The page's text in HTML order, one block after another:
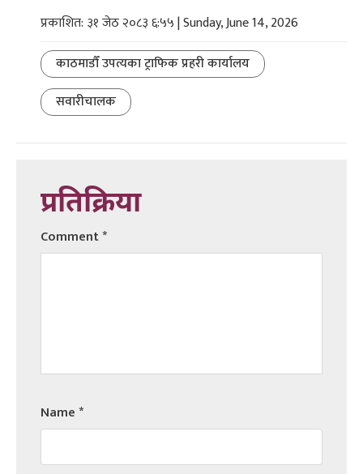
प्रकाशित: ३१ जेठ २०८३ ६:५५ | Sunday, June 14, 2026
काठमाडौँ उपत्यका ट्राफिक प्रहरी कार्यालय
सवारीचालक
प्रतिक्रिया
Comment*
Name*